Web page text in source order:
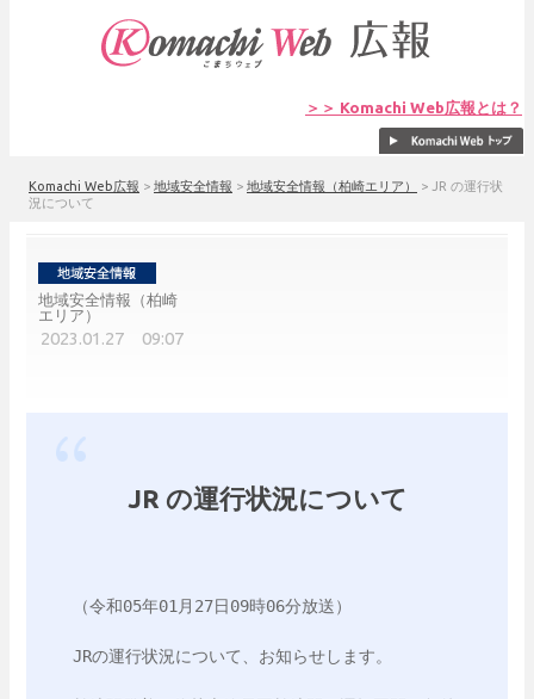
＞＞ Komachi Web広報とは？
Komachi Web広報 > 地域安全情報 > 地域安全情報（柏崎エリア） > JR の運行状
況について
地域安全情報（柏崎
エリア）
2023.01.27 09:07
JR の運行状況について
（令和05年01月27日09時06分放送）
JRの運行状況について、お知らせします。